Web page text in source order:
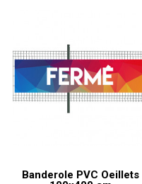
Banderole PVC Oeillets